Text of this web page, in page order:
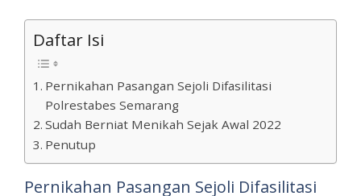
Daftar Isi
Pernikahan Pasangan Sejoli Difasilitasi
Polrestabes Semarang
Sudah Berniat Menikah Sejak Awal 2022
Penutup
Pernikahan Pasangan Sejoli Difasilitasi